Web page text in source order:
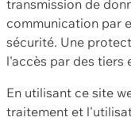
transmission de
communication par
sécurité. Une
l'accès par des tiers
En utilisant ce site
traitement et